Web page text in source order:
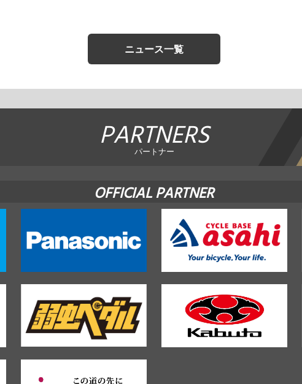
ニュース一覧
PARTNERS
パートナー
OFFICIAL PARTNER